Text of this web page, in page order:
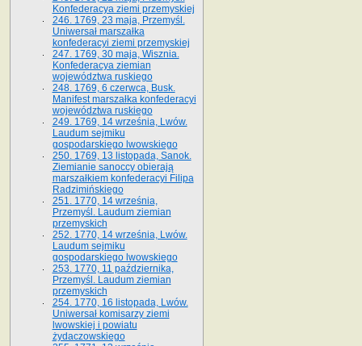
Konfederacya ziemi przemyskiej
246. 1769, 23 maja, Przemyśl.
Uniwersał marszałka
konfederacyi ziemi przemyskiej
247. 1769, 30 maja, Wisznia.
Konfederacya ziemian
województwa ruskiego
248. 1769, 6 czerwca, Busk.
Manifest marszałka konfederacyi
województwa ruskiego
249. 1769, 14 września, Lwów.
Laudum sejmiku
gospodarskiego lwowskiego
250. 1769, 13 listopada, Sanok.
Ziemianie sanoccy obierają
marszałkiem konfederacyi Filipa
Radzimińskiego
251. 1770, 14 września,
Przemyśl. Laudum ziemian
przemyskich
252. 1770, 14 września, Lwów.
Laudum sejmiku
gospodarskiego lwowskiego
253. 1770, 11 października,
Przemyśl. Laudum ziemian
przemyskich
254. 1770, 16 listopada, Lwów.
Uniwersał komisarzy ziemi
lwowskiej i powiatu
żydaczowskiego